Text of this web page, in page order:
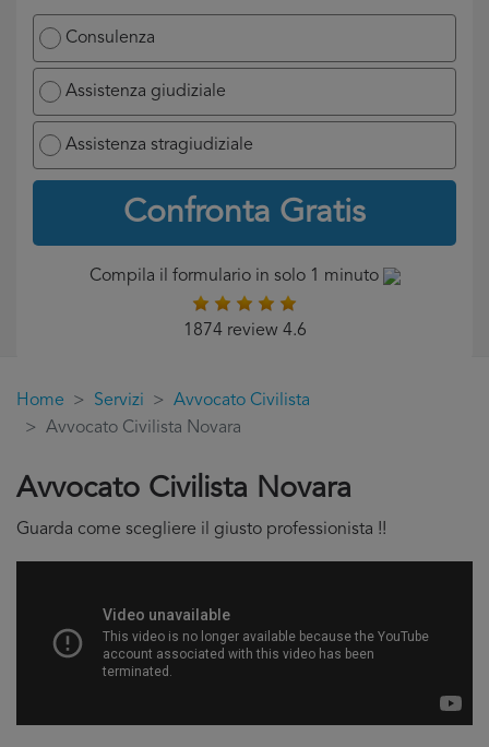
Consulenza
Assistenza giudiziale
Assistenza stragiudiziale
Confronta Gratis
Compila il formulario in solo 1 minuto
1874 review 4.6
Home Servizi
Avvocato Civilista
Avvocato Civilista Novara
Avvocato Civilista Novara
Guarda come scegliere il giusto professionista !!